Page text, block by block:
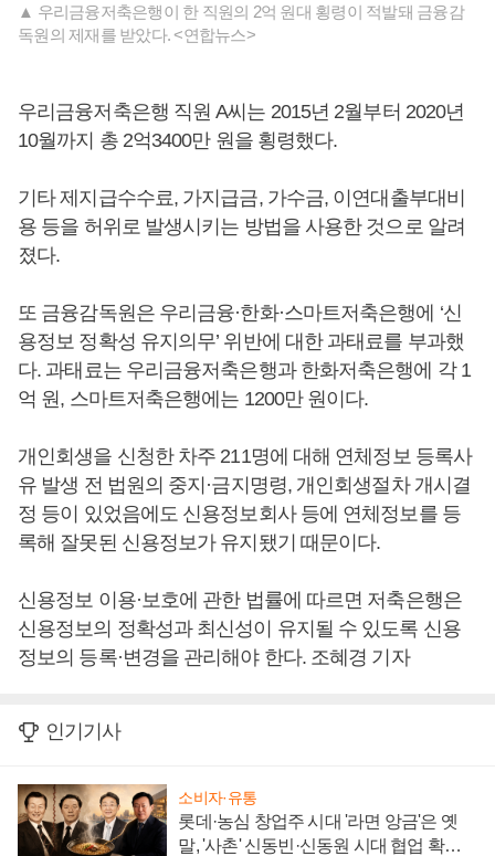
▲ 우리금융저축은행이 한 직원의 2억 원대 횡령이 적발돼 금융감
독원의 제재를 받았다. <연합뉴스>
우리금융저축은행 직원 A씨는 2015년 2월부터 2020년
10월까지 총 2억3400만 원을 횡령했다.
기타 제지급수수료, 가지급금, 가수금, 이연대출부대비
용 등을 허위로 발생시키는 방법을 사용한 것으로 알려
졌다.
또 금융감독원은 우리금융·한화·스마트저축은행에 ‘신
용정보 정확성 유지의무’ 위반에 대한 과태료를 부과했
다. 과태료는 우리금융저축은행과 한화저축은행에 각 1
억 원, 스마트저축은행에는 1200만 원이다.
개인회생을 신청한 차주 211명에 대해 연체정보 등록사
유 발생 전 법원의 중지·금지명령, 개인회생절차 개시결
정 등이 있었음에도 신용정보회사 등에 연체정보를 등
록해 잘못된 신용정보가 유지됐기 때문이다.
신용정보 이용·보호에 관한 법률에 따르면 저축은행은
신용정보의 정확성과 최신성이 유지될 수 있도록 신용
정보의 등록·변경을 관리해야 한다. 조혜경 기자
인기기사
소비자·유통
롯데·농심 창업주 시대 '라면 앙금'은 옛
말, '사촌' 신동빈·신동원 시대 협업 확대